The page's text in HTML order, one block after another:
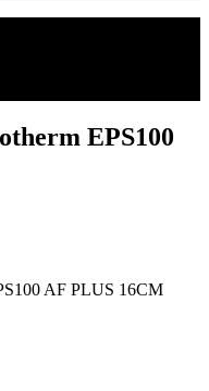
EPS100
AF PLUS 16CM